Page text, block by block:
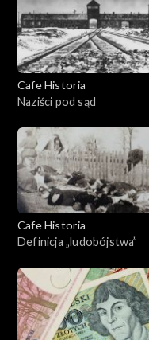
Cafe Historia
Naziści pod sąd
Cafe Historia
Definicja „ludobójstwa”